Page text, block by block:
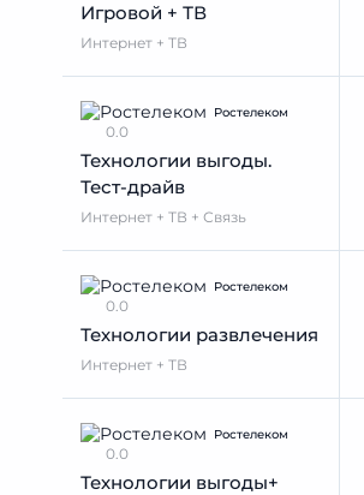
Игровой + ТВ
Интернет + ТВ
Ростелеком
0.0
Технологии выгоды.
Тест-драйв
Интернет + ТВ + Связь
Ростелеком
0.0
Технологии развлечения
Интернет + ТВ
Ростелеком
0.0
Технологии выгоды+